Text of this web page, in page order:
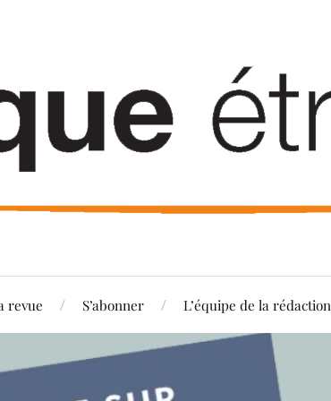
revue S’abonner L’équipe de la rédaction